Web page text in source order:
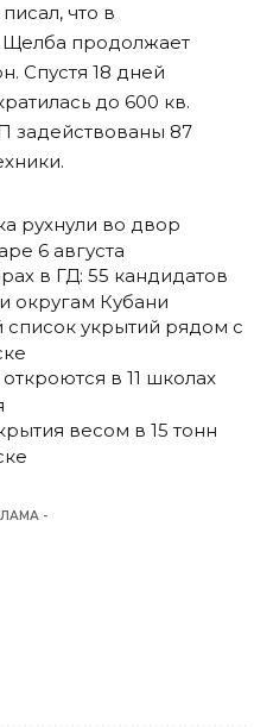
писал, что в
продолжает
Спустя 18 дней
до 600 кв.
задействованы 87
рухнули во двор
6 августа
в ГД: 55 кандидатов
округам Кубани
список укрытий рядом с
в 11 школах
весом в 15 тонн
-